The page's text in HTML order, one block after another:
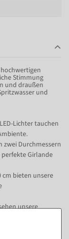
Stimmung
und draußen
und
Lichter tauchen
zwei Durchmessern
perfekte Girlande
cm bieten unsere
unsere